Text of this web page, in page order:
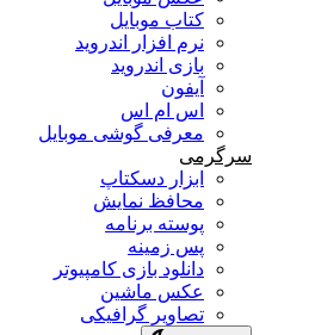
کتاب موبایل
نرم افزار اندروید
بازی اندروید
آیفون
اس ام اس
معرفی گوشی موبایل
سرگرمی
ابزار دسکتاپ
محافظ نمایش
پوسته برنامه
پس زمینه
دانلود بازی کامپیوتر
عکس ماشین
تصاویر گرافیکی